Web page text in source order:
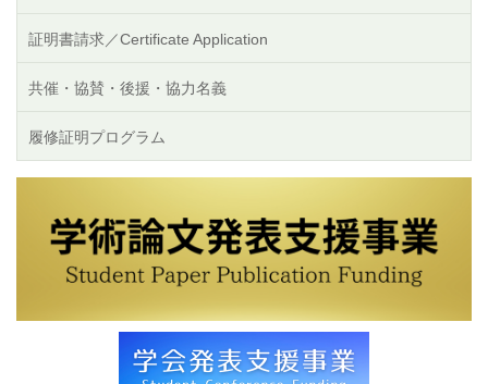
証明書請求／Certificate Application
共催・協賛・後援・協力名義
履修証明プログラム